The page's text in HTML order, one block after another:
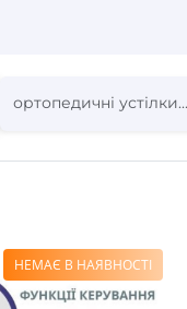
НЕМАЄ В НАЯВНОСТІ